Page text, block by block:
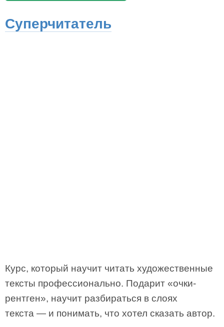
Суперчитатель
Курс, который научит читать художественные
тексты профессионально. Подарит «очки-
рентген», научит разбираться в слоях
текста — и понимать, что хотел сказать автор.